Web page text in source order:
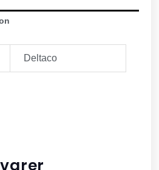
Deltaco